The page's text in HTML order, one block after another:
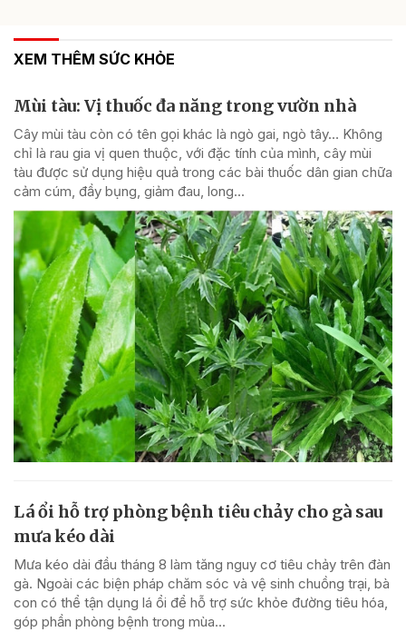
XEM THÊM SỨC KHỎE
Mùi tàu: Vị thuốc đa năng trong vườn nhà
Cây mùi tàu còn có tên gọi khác là ngò gai, ngò tây… Không
chỉ là rau gia vị quen thuộc, với đặc tính của mình, cây mùi
tàu được sử dụng hiệu quả trong các bài thuốc dân gian chữa
cảm cúm, đầy bụng, giảm đau, long...
Lá ổi hỗ trợ phòng bệnh tiêu chảy cho gà sau
mưa kéo dài
Mưa kéo dài đầu tháng 8 làm tăng nguy cơ tiêu chảy trên đàn
gà. Ngoài các biện pháp chăm sóc và vệ sinh chuồng trại, bà
con có thể tận dụng lá ổi để hỗ trợ sức khỏe đường tiêu hóa,
góp phần phòng bệnh trong mùa...